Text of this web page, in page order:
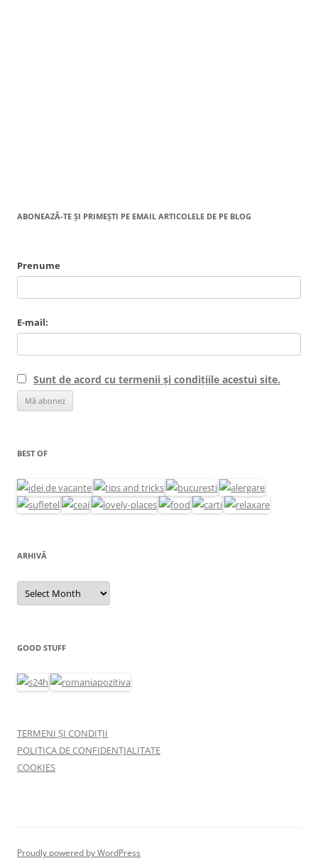
ABONEAZĂ-TE ȘI PRIMEȘTI PE EMAIL ARTICOLELE DE PE BLOG
Prenume
E-mail:
Sunt de acord cu termenii și condițiile acestui site.
BEST OF
ARHIVĂ
Arhivă
GOOD STUFF
TERMENI ȘI CONDIȚII
POLITICA DE CONFIDENȚIALITATE
COOKIES
Proudly powered by WordPress